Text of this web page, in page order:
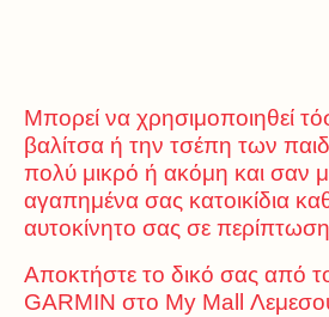
Μπορεί να χρησιμοποιηθεί
βαλίτσα ή την τσέπη των
πολύ μικρό ή ακόμη και σαν
αγαπημένα σας κατοικίδια
αυτοκίνητο σας σε
Αποκτήστε το δικό σας από
GARMIN στο My Mall